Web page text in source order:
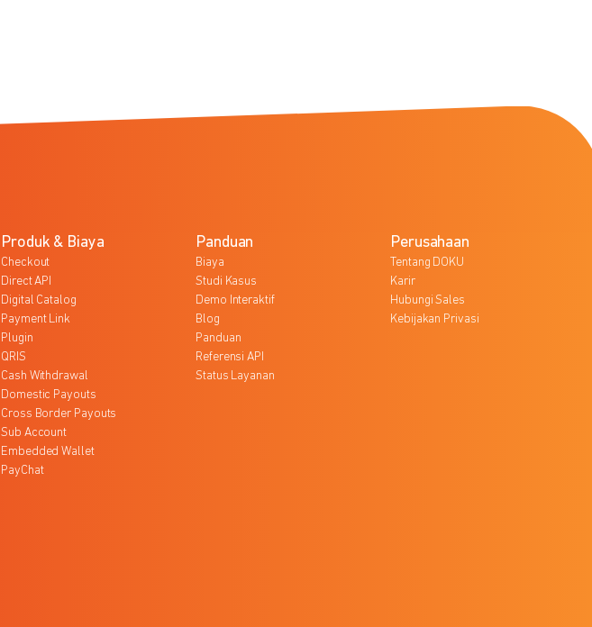
Produk & Biaya
Checkout
Direct API
Digital Catalog
Payment Link
Plugin
QRIS
Cash Withdrawal
Domestic Payouts
Cross Border Payouts
Sub Account
Embedded Wallet
PayChat
Panduan
Biaya
Studi Kasus
Demo Interaktif
Blog
Panduan
Referensi API
Status Layanan
Perusahaan
Tentang DOKU
Karir
Hubungi Sales
Kebijakan Privasi